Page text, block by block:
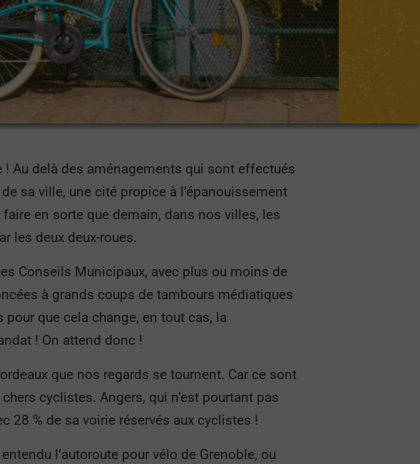
Au delà des aménagements qui sont effectués
sa ville, une cité propice à l’épanouissement
en sorte que demain, dans nos villes, les
les deux deux-roues.
Conseils Municipaux, avec plus ou moins de
à grands coups de tambours médiatiques
que cela change, en tout cas, la
! On attend donc !
que nos regards se tournent. Car ce sont
cyclistes. Angers, qui n’est pourtant pas
28 % de sa voirie réservés aux cyclistes !
l’autoroute pour vélo de Grenoble, ou